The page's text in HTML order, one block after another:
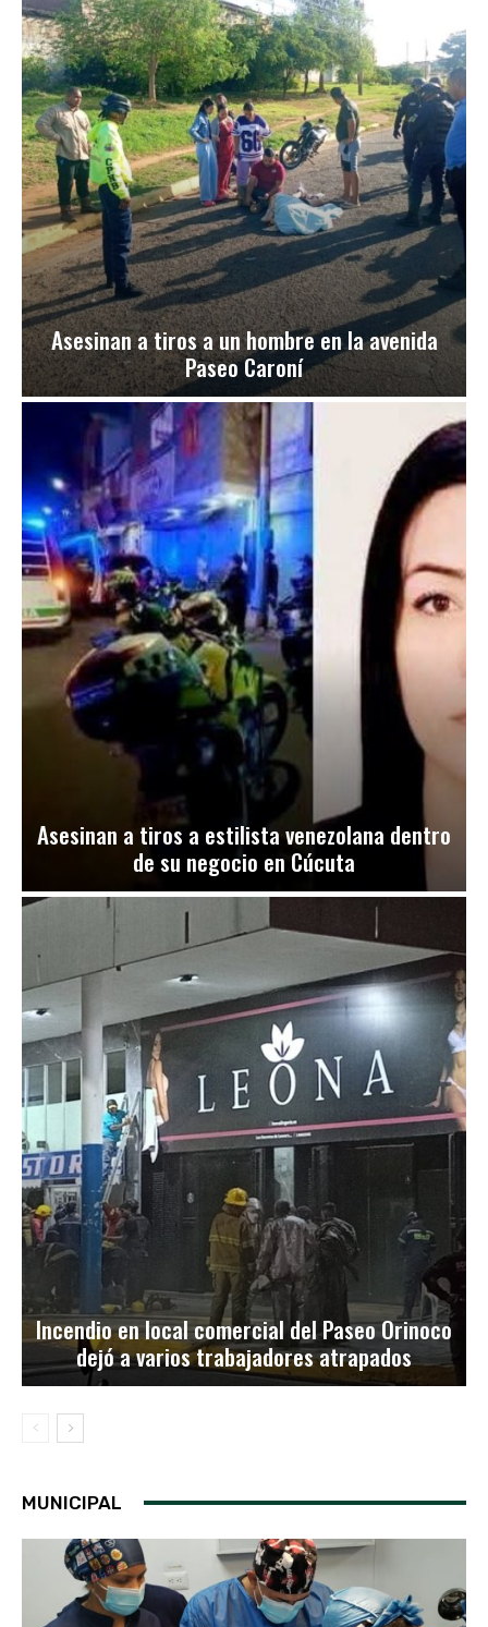
Asesinan a tiros a un hombre en la avenida
Paseo Caroní
Asesinan a tiros a estilista venezolana dentro
de su negocio en Cúcuta
Incendio en local comercial del Paseo Orinoco
dejó a varios trabajadores atrapados
MUNICIPAL